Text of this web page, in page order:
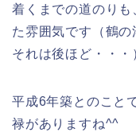
着くまでの道のり
た雰囲気です（鶴の
それは後ほど・・・
平成6年築とのこと
禄がありますね^^